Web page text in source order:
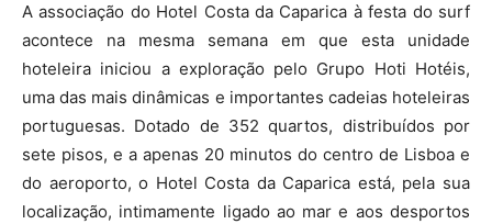
A associação do Hotel Costa da Caparica à festa do surf
acontece na mesma semana em que esta unidade
hoteleira iniciou a exploração pelo Grupo Hoti Hotéis,
uma das mais dinâmicas e importantes cadeias hoteleiras
portuguesas. Dotado de 352 quartos, distribuídos por
sete pisos, e a apenas 20 minutos do centro de Lisboa e
do aeroporto, o Hotel Costa da Caparica está, pela sua
localização, intimamente ligado ao mar e aos desportos